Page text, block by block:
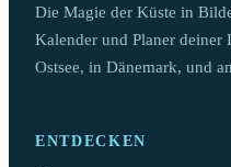
können
auf
der
Produktseite
Die Magie der Küste in
Kalender und Planer
Ostsee, in Dänemark, und
ENTDECKEN